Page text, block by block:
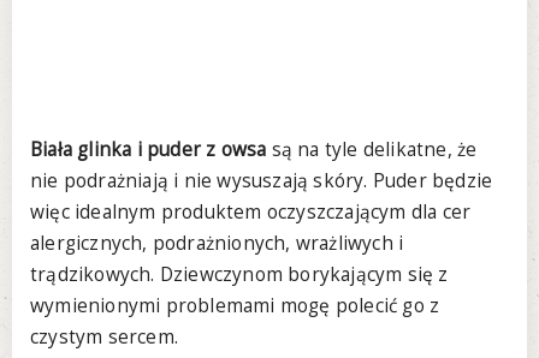
Biała glinka i puder z owsa są na tyle delikatne, że
nie podrażniają i nie wysuszają skóry. Puder będzie
więc idealnym produktem oczyszczającym dla cer
alergicznych, podrażnionych, wrażliwych i
trądzikowych. Dziewczynom borykającym się z
wymienionymi problemami mogę polecić go z
czystym sercem.